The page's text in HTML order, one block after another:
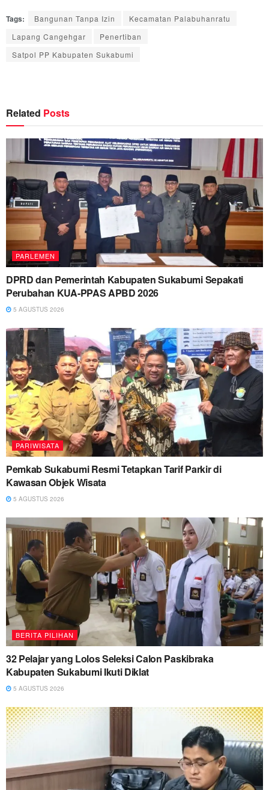
Tags: Bangunan Tanpa Izin
Kecamatan Palabuhanratu
Lapang Cangehgar
Penertiban
Satpol PP Kabupaten Sukabumi
Related Posts
PARLEMEN
DPRD dan Pemerintah Kabupaten Sukabumi Sepakati
Perubahan KUA-PPAS APBD 2026
5 AGUSTUS 2026
PARIWISATA
Pemkab Sukabumi Resmi Tetapkan Tarif Parkir di
Kawasan Objek Wisata
5 AGUSTUS 2026
BERITA PILIHAN
32 Pelajar yang Lolos Seleksi Calon Paskibraka
Kabupaten Sukabumi Ikuti Diklat
5 AGUSTUS 2026